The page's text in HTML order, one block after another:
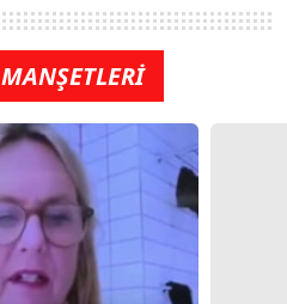
yaklaşan
Çölaşan
için tıklayın